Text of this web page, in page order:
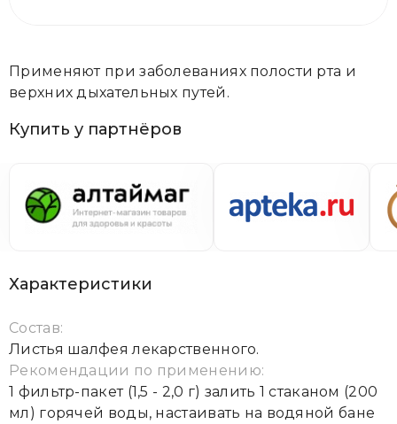
Применяют при заболеваниях полости рта и
верхних дыхательных путей.
Купить у партнёров
Характеристики
Состав:
Листья шалфея лекарственного.
Рекомендации по применению:
1 фильтр-пакет (1,5 - 2,0 г) залить 1 стаканом (200
мл) горячей воды, настаивать на водяной бане